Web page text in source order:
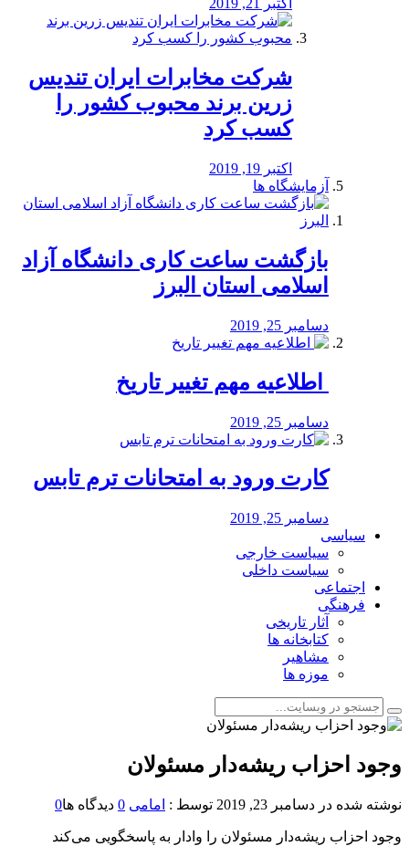
اکتبر 21, 2019
شرکت مخابرات ایران تندیس
زرین برند محبوب کشور را
کسب کرد
اکتبر 19, 2019
آزمایشگاه ها
بازگشت ساعت کاری دانشگاه آزاد
اسلامی استان البرز
دسامبر 25, 2019
️ اطلاعیه مهم تغییر تاریخ
دسامبر 25, 2019
کارت ورود به امتحانات ترم تابس
دسامبر 25, 2019
سیاسی
سیاست خارجی
سیاست داخلی
اجتماعی
فرهنگی
آثار تاریخی
کتابخانه ها
مشاهیر
موزه ها
وجود احزاب ریشه‌دار مسئولان
نوشته شده در دسامبر 23, 2019 توسط : امامی 0 دیدگاه ها0
وجود احزاب ریشه‌دار مسئولان را وادار به پاسخگویی می‌کند